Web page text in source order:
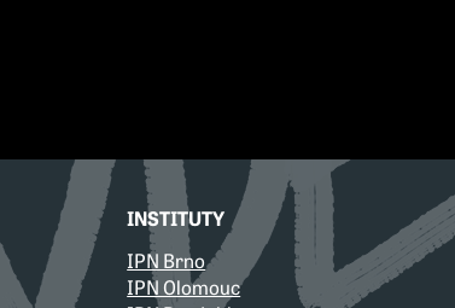
INSTITUTY
IPN Brno
IPN Olomouc